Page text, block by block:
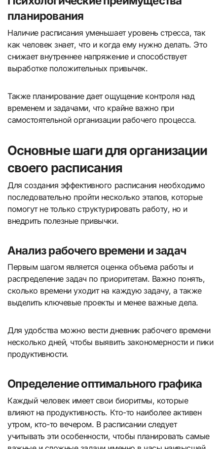
планирования
Наличие расписания уменьшает уровень стресса, так
как человек знает, что и когда ему нужно делать. Это
снижает внутреннее напряжение и способствует
выработке положительных привычек.
Также планирование дает ощущение контроля над
временем и задачами, что крайне важно при
самостоятельной организации рабочего процесса.
Основные шаги для организации
своего расписания
Для создания эффективного расписания необходимо
последовательно пройти несколько этапов, которые
помогут не только структурировать работу, но и
внедрить полезные привычки.
Анализ рабочего времени и задач
Первым шагом является оценка объема работы и
распределение задач по приоритетам. Важно понять,
сколько времени уходит на каждую задачу, а также
выделить ключевые проекты и менее важные дела.
Для удобства можно вести дневник рабочего времени
несколько дней, чтобы выявить закономерности и пики
продуктивности.
Определение оптимального графика
Каждый человек имеет свои биоритмы, которые
влияют на продуктивность. Кто-то наиболее активен
утром, кто-то вечером. В расписании следует
учитывать эти особенности, чтобы планировать самые